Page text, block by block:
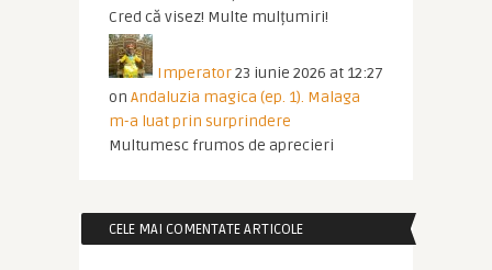
Cred că visez! Multe mulțumiri!
Imperator23 iunie 2026 at 12:27
on Andaluzia magica (ep. 1). Malaga
m-a luat prin surprindere
Multumesc frumos de aprecieri
CELE MAI COMENTATE ARTICOLE